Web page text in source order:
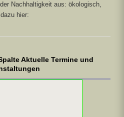
Nachhaltigkeit aus: ökologisch,
hier:
Aktuelle Termine und